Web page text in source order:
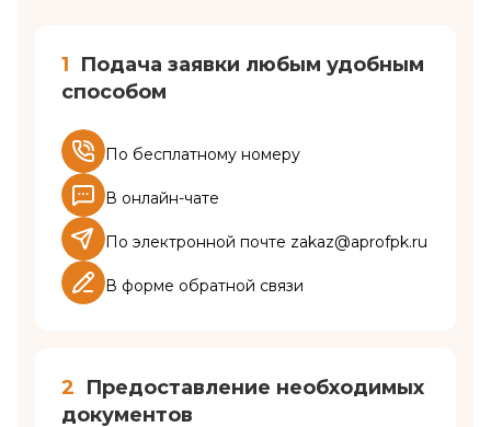
1 Подача заявки любым удобным
способом
По бесплатному номеру
В онлайн-чате
По электронной почте zakaz@aprofpk.ru
В форме обратной связи
2 Предоставление необходимых
документов